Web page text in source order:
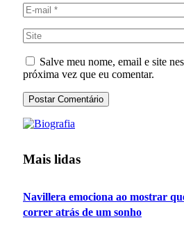
Salve meu nome, email e site
próxima vez que eu comentar.
Mais lidas
Navillera emociona ao mostrar
correr atrás de um sonho